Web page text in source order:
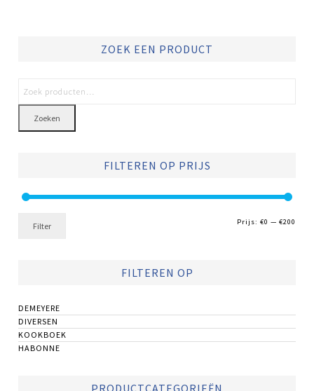
ZOEK EEN PRODUCT
Zoeken
FILTEREN OP PRIJS
Filter Prijs: €0 — €200
FILTEREN OP
DEMEYERE
DIVERSEN
KOOKBOEK
HABONNE